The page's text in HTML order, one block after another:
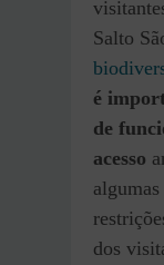
Salto
é
de
acesso
dos